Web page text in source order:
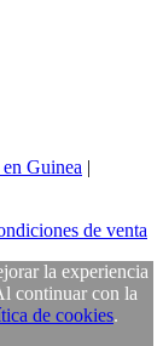
Guinea |
de venta
la experiencia
continuar con la
de cookies.